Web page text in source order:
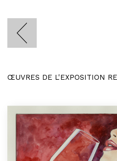
ŒUVRES DE L'EXPOSITION